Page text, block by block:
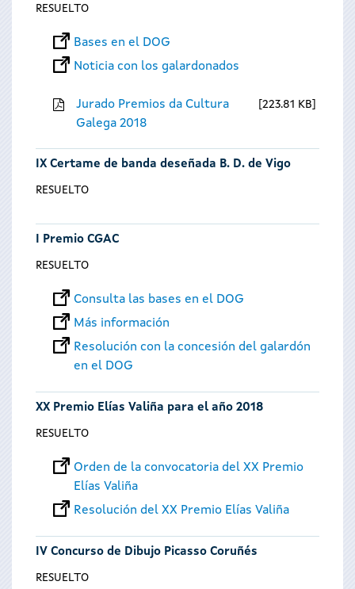
RESUELTO
Bases en el DOG
Noticia con los galardonados
Jurado Premios da Cultura
Galega 2018
223.81 KB
IX Certame de banda deseñada B. D. de Vigo
RESUELTO
I Premio CGAC
RESUELTO
Consulta las bases en el DOG
Más información
Resolución con la concesión del galardón
en el DOG
XX Premio Elías Valiña para el año 2018
RESUELTO
Orden de la convocatoria del XX Premio
Elías Valiña
Resolución del XX Premio Elías Valiña
IV Concurso de Dibujo Picasso Coruñés
RESUELTO